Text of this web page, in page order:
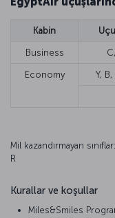
Kabin
Business
Economy Y,
Mil kazandırmayan
R
Kurallar ve koşullar
Miles&Smiles